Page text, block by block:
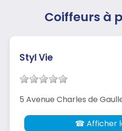
Coiffeurs à
Styl Vie
5 Avenue Charles de
☎ Afficher